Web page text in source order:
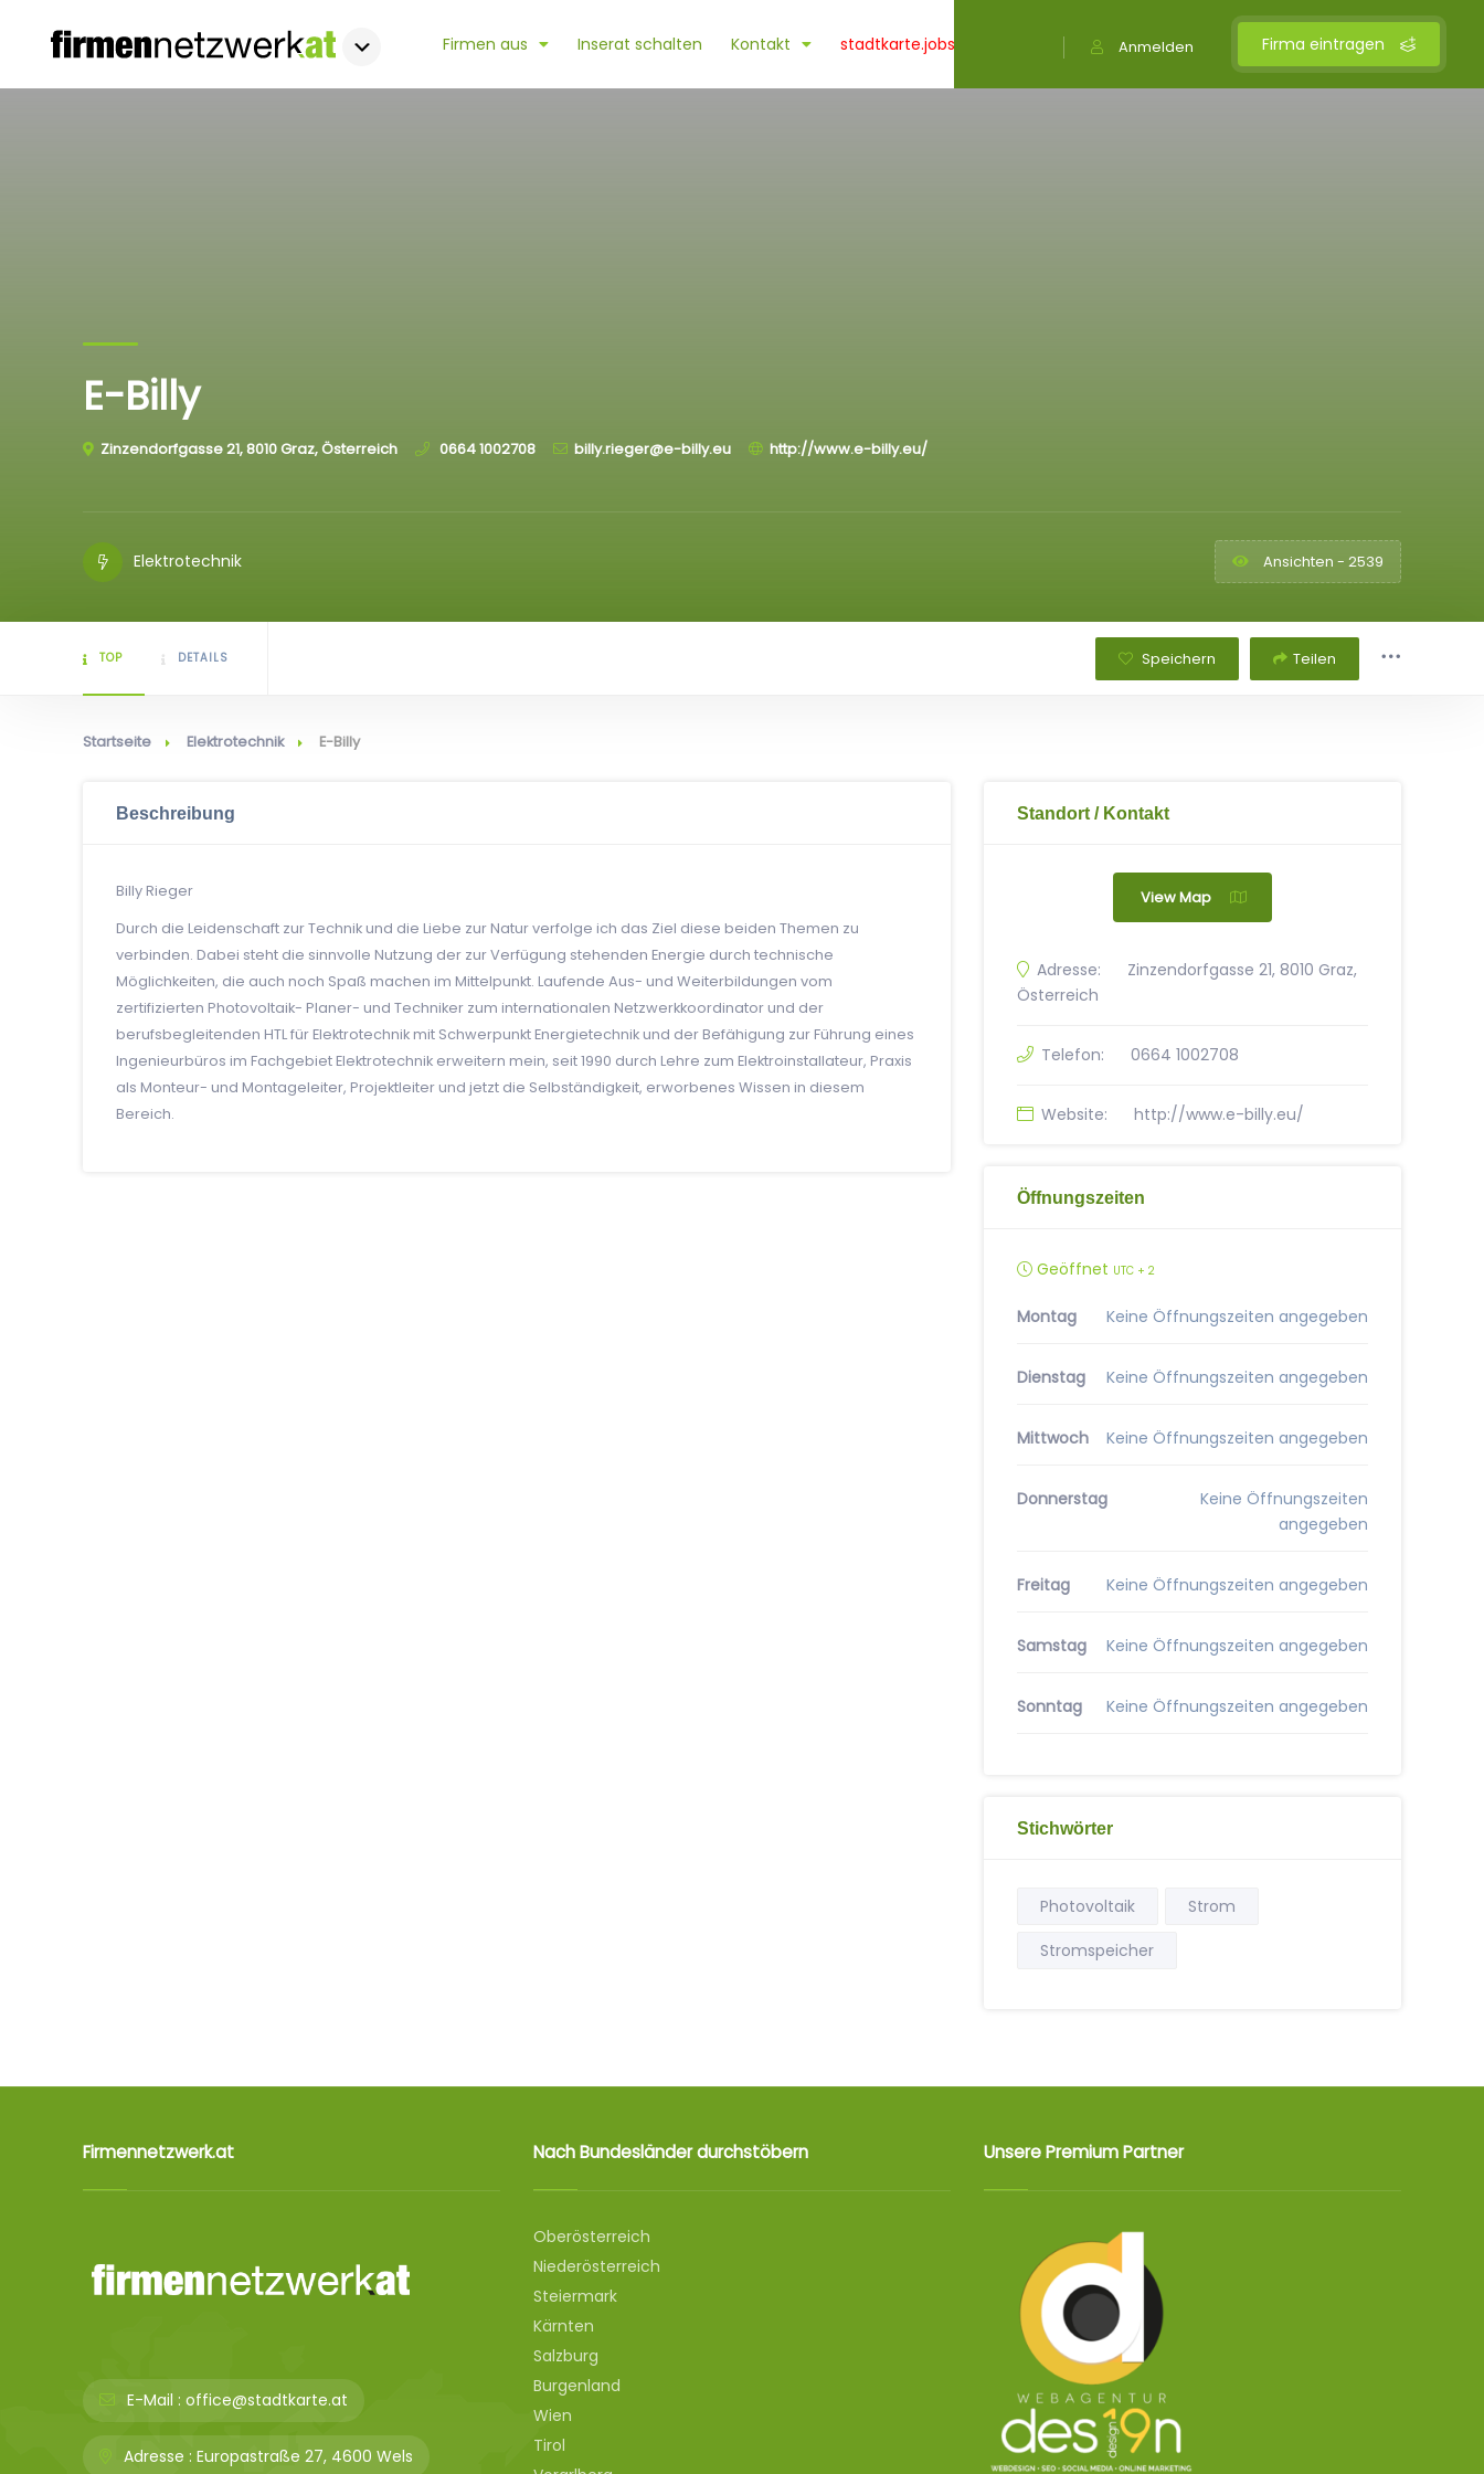
Firma eintragen
Anmelden
Firmen aus Inserat schalten Kontakt stadtkarte.jobs
E-Billy
Zinzendorfgasse 21, 8010 Graz, Österreich 0664 1002708 billy.rieger@e-billy.eu http://www.e-billy.eu/
Elektrotechnik Ansichten - 2539
TOP DETAILS Speichern Teilen
Startseite Elektrotechnik E-Billy
Beschreibung
Billy Rieger
Durch die Leidenschaft zur Technik und die Liebe zur Natur verfolge ich das Ziel diese beiden Themen zu
verbinden. Dabei steht die sinnvolle Nutzung der zur Verfügung stehenden Energie durch technische
Möglichkeiten, die auch noch Spaß machen im Mittelpunkt. Laufende Aus- und Weiterbildungen vom
zertifizierten Photovoltaik- Planer- und Techniker zum internationalen Netzwerkkoordinator und der
berufsbegleitenden HTL für Elektrotechnik mit Schwerpunkt Energietechnik und der Befähigung zur Führung eines
Ingenieurbüros im Fachgebiet Elektrotechnik erweitern mein, seit 1990 durch Lehre zum Elektroinstallateur, Praxis
als Monteur- und Montageleiter, Projektleiter und jetzt die Selbständigkeit, erworbenes Wissen in diesem
Bereich.
Standort / Kontakt
View Map
Adresse:
Zinzendorfgasse 21, 8010 Graz,
Österreich
Telefon: 0664 1002708
Website: http://www.e-billy.eu/
Öffnungszeiten
Geöffnet UTC + 2
Montag Keine Öffnungszeiten angegeben
Dienstag Keine Öffnungszeiten angegeben
Mittwoch Keine Öffnungszeiten angegeben
Donnerstag
Keine Öffnungszeiten
angegeben
Freitag Keine Öffnungszeiten angegeben
Samstag Keine Öffnungszeiten angegeben
Sonntag Keine Öffnungszeiten angegeben
Stichwörter
Photovoltaik
Strom
Stromspeicher
Firmennetzwerk.at
E-Mail : office@stadtkarte.at
Adresse : Europastraße 27, 4600 Wels
Nach Bundesländer durchstöbern
Oberösterreich
Niederösterreich
Steiermark
Kärnten
Salzburg
Burgenland
Wien
Tirol
Unsere Premium Partner